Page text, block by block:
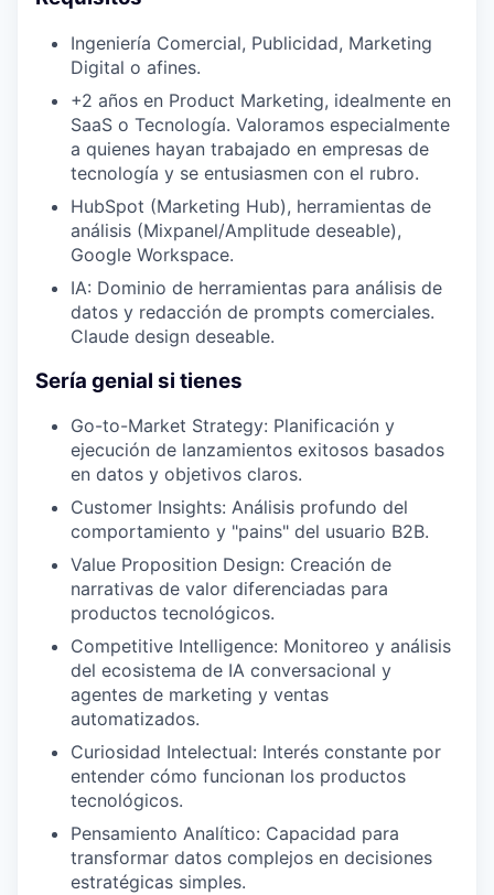
Ingeniería Comercial, Publicidad, Marketing
Digital o afines.
+2 años en Product Marketing, idealmente en
SaaS o Tecnología. Valoramos especialmente
a quienes hayan trabajado en empresas de
tecnología y se entusiasmen con el rubro.
HubSpot (Marketing Hub), herramientas de
análisis (Mixpanel/Amplitude deseable),
Google Workspace.
IA: Dominio de herramientas para análisis de
datos y redacción de prompts comerciales.
Claude design deseable.
Sería genial si tienes
Go-to-Market Strategy: Planificación y
ejecución de lanzamientos exitosos basados
en datos y objetivos claros.
Customer Insights: Análisis profundo del
comportamiento y "pains" del usuario B2B.
Value Proposition Design: Creación de
narrativas de valor diferenciadas para
productos tecnológicos.
Competitive Intelligence: Monitoreo y análisis
del ecosistema de IA conversacional y
agentes de marketing y ventas
automatizados.
Curiosidad Intelectual: Interés constante por
entender cómo funcionan los productos
tecnológicos.
Pensamiento Analítico: Capacidad para
transformar datos complejos en decisiones
estratégicas simples.